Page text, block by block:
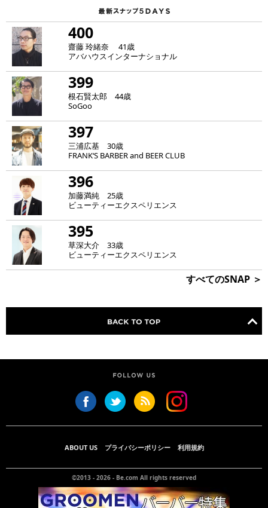
400
齋藤 玲緒奈 41歳
アバハウスインターナショナル
399
根石賢太郎 44歳
SoGoo
397
三浦広基 30歳
FRANK‘S BARBER and BEER CLUB
396
加藤満純 25歳
ビューティーエクスペリエンス
395
草深大介 33歳
ビューティーエクスペリエンス
すべてのSNAP ＞
ABOUT US プライバシーポリシー 利用規約
©2013 - 2026 - Be.com All rights reserved